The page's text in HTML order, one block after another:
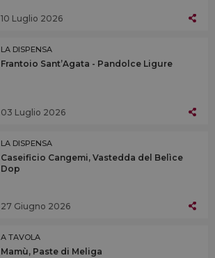
10 Luglio 2026
LA DISPENSA
Frantoio Sant’Agata - Pandolce Ligure
03 Luglio 2026
LA DISPENSA
Caseificio Cangemi, Vastedda del Belìce
Dop
27 Giugno 2026
A TAVOLA
Mamù, Paste di Meliga